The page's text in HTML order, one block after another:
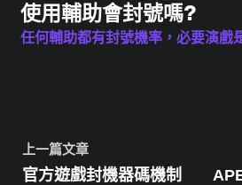
使用輔助會封號嗎?
任何輔助都有封號機率，必要演戲
上一篇文章
官方遊戲封機器碼機制